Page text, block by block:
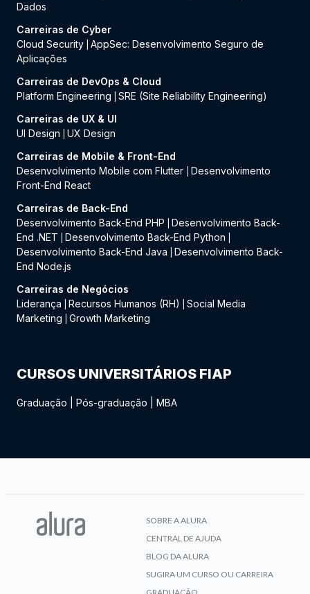
Dados
Carreiras de Cyber
Cloud Security AppSec: Desenvolvimento Seguro de
Aplicações
Carreiras de DevOps & Cloud
Platform Engineering
SRE (Site Reliability Engineering)
Carreiras de UX & UI
UI Design
UX Design
Carreiras de Mobile & Front-End
Desenvolvimento Mobile com Flutter
Desenvolvimento
Front-End React
Carreiras de Back-End
Desenvolvimento Back-End PHP
Desenvolvimento Back-
End .NET
Desenvolvimento Back-End Python
Desenvolvimento Back-End Java
Desenvolvimento Back-
End Node.js
Carreiras de Negócios
Liderança
Recursos Humanos (RH)
Social Media
Marketing
Growth Marketing
CURSOS UNIVERSITÁRIOS FIAP
Graduação Pós-graduação MBA
SOBRE A ALURA
CENTRAL DE AJUDA
BLOG DA ALURA
SUGIRA UM CURSO OU CARREIRA